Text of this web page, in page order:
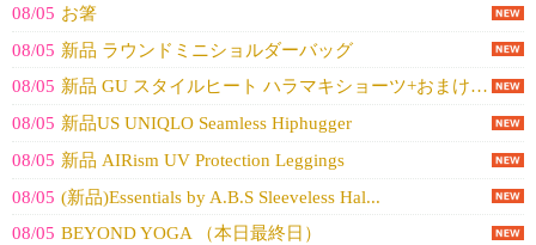
08/05 お箸
08/05 新品 ラウンドミニショルダーバッグ
08/05 新品 GU スタイルヒート ハラマキショーツ+おまけ白靴下
08/05 新品US UNIQLO Seamless Hiphugger
08/05 新品 AIRism UV Protection Leggings
08/05 (新品)Essentials by A.B.S Sleeveless Hal...
08/05 BEYOND YOGA （本日最終日）